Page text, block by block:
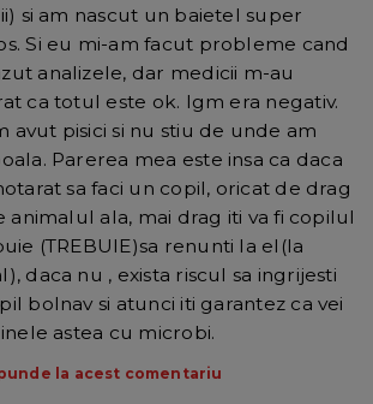
si am nascut un baietel super
Si eu mi-am facut probleme cand
analizele, dar medicii m-au
ca totul este ok. Igm era negativ.
avut pisici si nu stiu de unde am
Parerea mea este insa ca daca
sa faci un copil, oricat de drag
animalul ala, mai drag iti va fi copilul
(TREBUIE)sa renunti la el(la
daca nu , exista riscul sa ingrijesti
bolnav si atunci iti garantez ca vei
astea cu microbi.
la acest comentariu